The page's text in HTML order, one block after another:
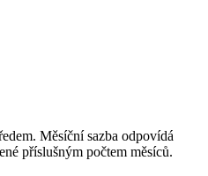
Měsíční sazba odpovídá
příslušným počtem měsíců.